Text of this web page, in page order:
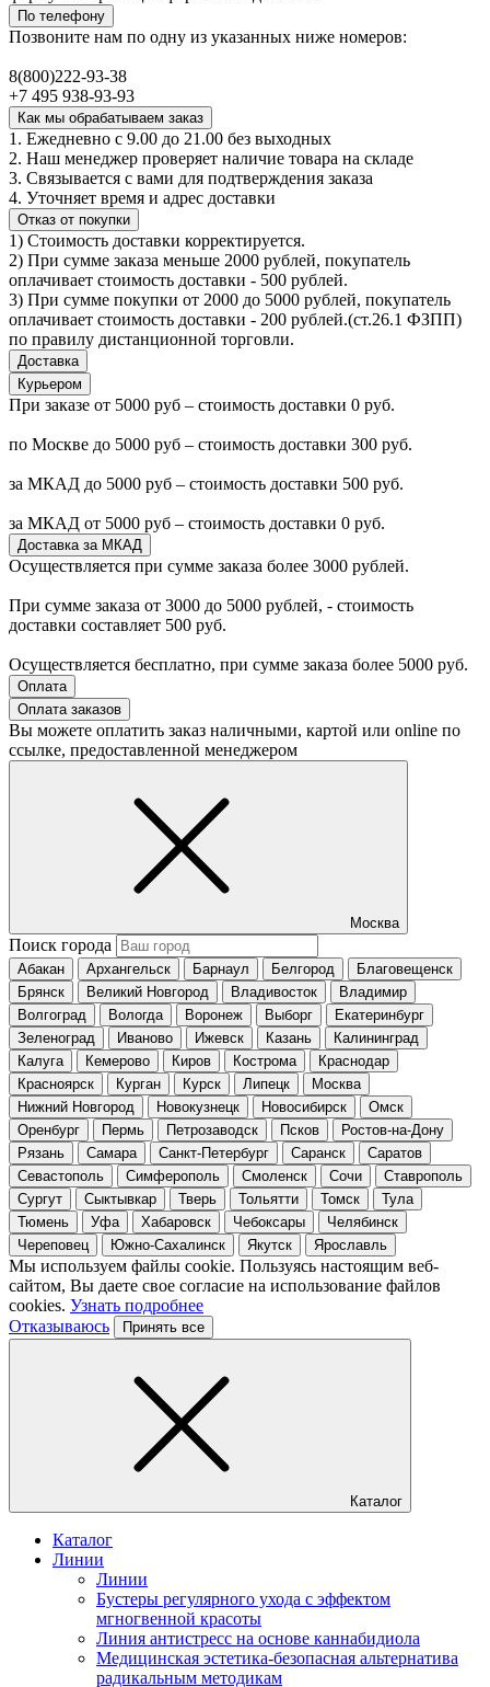
По телефону
Позвоните нам по одну из указанных ниже номеров:
8(800)222-93-38
+7 495 938-93-93
Как мы обрабатываем заказ
1. Ежедневно с 9.00 до 21.00 без выходных
2. Наш менеджер проверяет наличие товара на складе
3. Связывается с вами для подтверждения заказа
4. Уточняет время и адрес доставки
Отказ от покупки
1) Стоимость доставки корректируется.
2) При сумме заказа меньше 2000 рублей, покупатель
оплачивает стоимость доставки - 500 рублей.
3) При сумме покупки от 2000 до 5000 рублей, покупатель
оплачивает стоимость доставки - 200 рублей.(ст.26.1 ФЗПП)
по правилу дистанционной торговли.
Доставка
Курьером
При заказе от 5000 руб – стоимость доставки 0 руб.
по Москве до 5000 руб – стоимость доставки 300 руб.
за МКАД до 5000 руб – стоимость доставки 500 руб.
за МКАД от 5000 руб – стоимость доставки 0 руб.
Доставка за МКАД
Осуществляется при сумме заказа более 3000 рублей.
При сумме заказа от 3000 до 5000 рублей, - стоимость
доставки составляет 500 руб.
Осуществляется бесплатно, при сумме заказа более 5000 руб.
Оплата
Оплата заказов
Вы можете оплатить заказ наличными, картой или online по
ссылке, предоставленной менеджером
Москва
Поиск города
Абакан Архангельск Барнаул Белгород
Благовещенск
Брянск
Великий Новгород Владивосток
Владимир
Волгоград
Вологда Воронеж Выборг
Екатеринбург
Зеленоград
Иваново Ижевск Казань
Калининград
Калуга
Кемерово Киров Кострома
Краснодар
Красноярск
Курган Курск Липецк
Москва
Нижний Новгород
Новокузнецк Новосибирск
Омск
Оренбург
Пермь Петрозаводск Псков
Ростов-на-Дону
Рязань
Самара Санкт-Петербург Саранск
Саратов
Севастополь
Симферополь Смоленск Сочи
Ставрополь
Сургут
Сыктывкар Тверь Тольятти Томск
Тула
Тюмень
Уфа Хабаровск Чебоксары
Челябинск
Череповец
Южно-Сахалинск Якутск Ярославль
Мы используем файлы cookie. Пользуясь настоящим веб-
сайтом, Вы даете свое согласие на использование файлов
cookies. Узнать подробнее
Отказываюсь
Принять все
Каталог
Каталог
Линии
Линии
Бустеры регулярного ухода с эффектом
мгногвенной красоты
Линия антистресс на основе каннабидиола
Медицинская эстетика-безопасная альтернатива
радикальным методикам